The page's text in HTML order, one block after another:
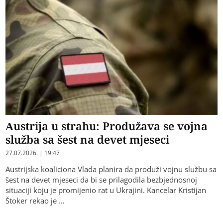
Austrija u strahu: Produžava se vojna
služba sa šest na devet mjeseci
27.07.2026. | 19:47
Austrijska koaliciona Vlada planira da produži vojnu službu sa
šest na devet mjeseci da bi se prilagodila bezbjednosnoj
situaciji koju je promijenio rat u Ukrajini. Kancelar Kristijan
Štoker rekao je …